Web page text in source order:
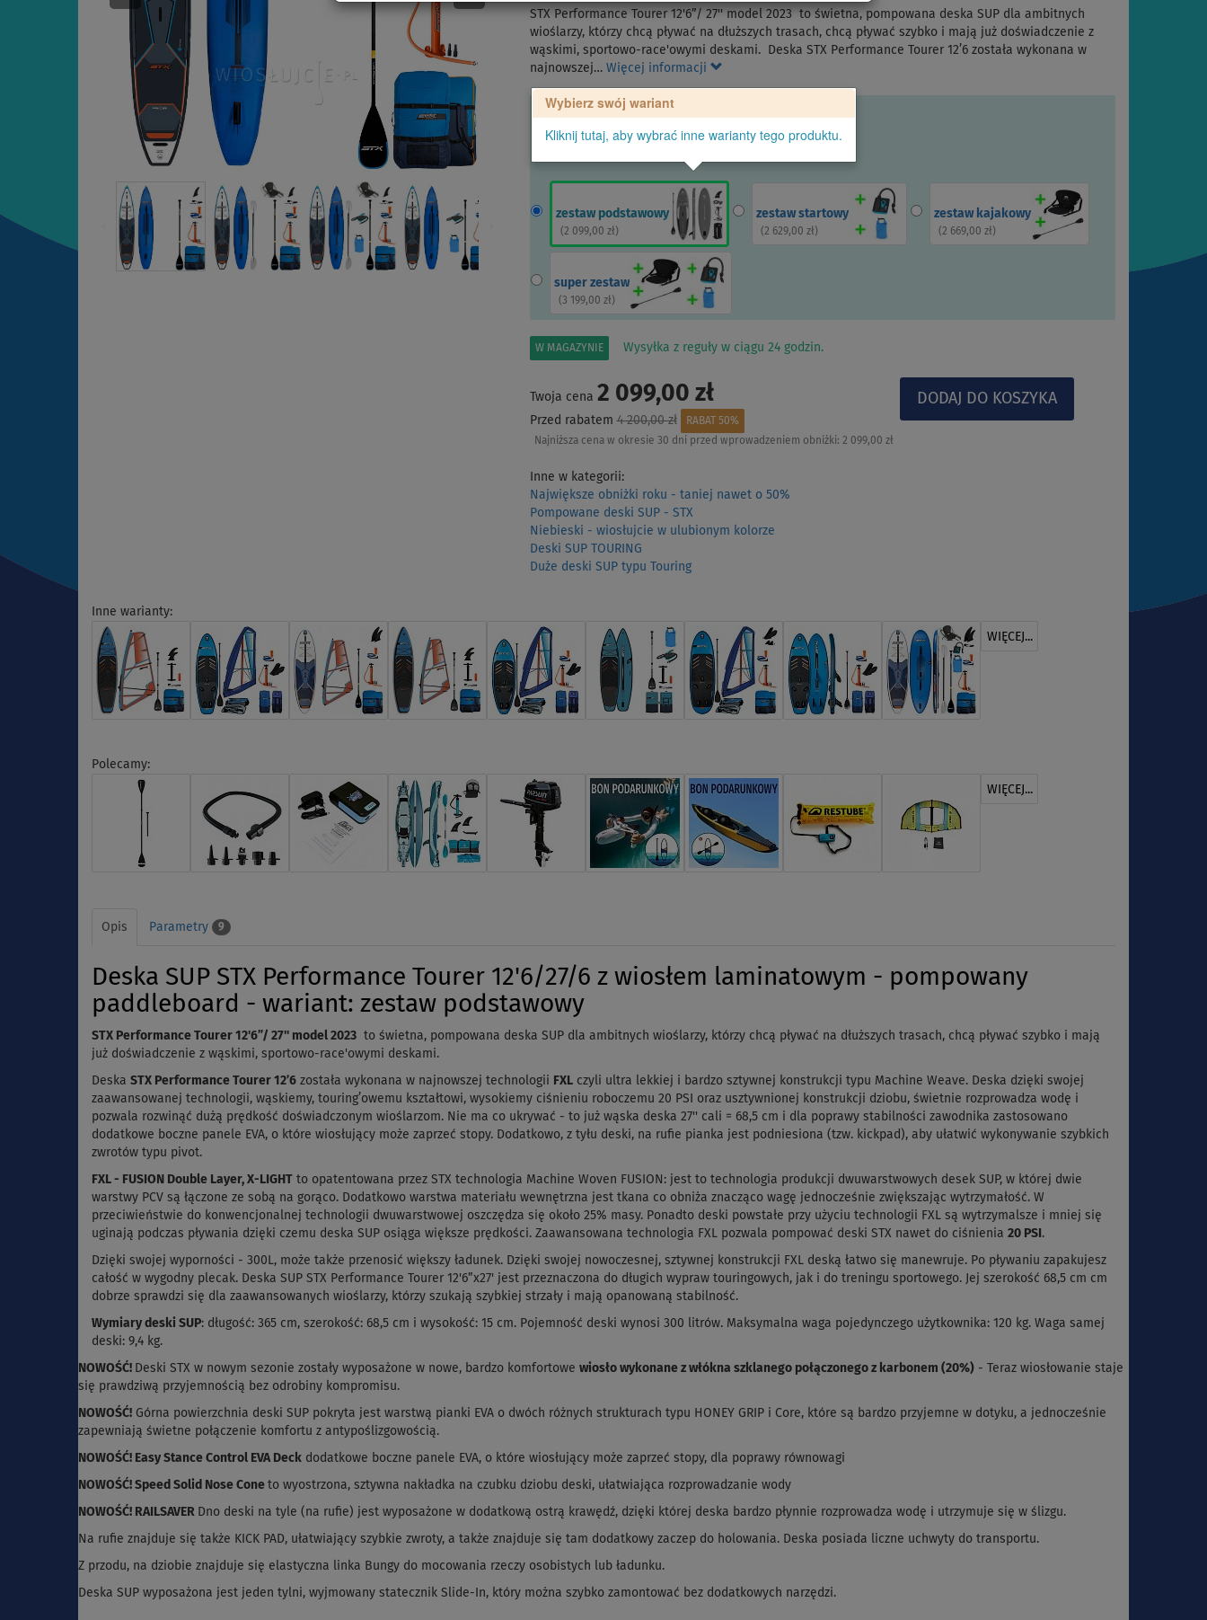
STX Performance Tourer 12'6”/ 27'' model 2023 to świetna, pompowana deska SUP dla ambitnych
wioślarzy, którzy chcą pływać na dłuższych trasach, chcą pływać szybko i mają już doświadczenie z
wąskimi, sportowo-race'owymi deskami. Deska STX Performance Tourer 12’6 została wykonana w
najnowszej… Więcej informacji
Wybierz swój wariant
Kliknij tutaj, aby wybrać inne warianty tego produktu.
zestaw podstawowy
(2 099,00 zł)
zestaw startowy
(2 629,00 zł)
zestaw kajakowy
(2 669,00 zł)
super zestaw
(3 199,00 zł)
W MAGAZYNIE Wysyłka z reguły w ciągu 24 godzin.
Twoja cena 2 099,00 zł
Przed rabatem4 200,00 zł
RABAT 50%
Najniższa cena w okresie 30 dni przed wprowadzeniem obniżki:2 099,00 zł
Inne w kategorii:
Największe obniżki roku - taniej nawet o 50%
Pompowane deski SUP - STX
Niebieski - wiosłujcie w ulubionym kolorze
Deski SUP TOURING
Duże deski SUP typu Touring
Inne warianty:
WIĘCEJ...
Polecamy:
WIĘCEJ...
Opis Parametry 9
Deska SUP STX Performance Tourer 12'6/27/6 z wiosłem laminatowym - pompowany
paddleboard - wariant: zestaw podstawowy
STX Performance Tourer 12'6”/ 27'' model 2023 to świetna, pompowana deska SUP dla ambitnych wioślarzy, którzy chcą pływać na dłuższych trasach, chcą pływać szybko i mają
już doświadczenie z wąskimi, sportowo-race'owymi deskami.
Deska STX Performance Tourer 12’6 została wykonana w najnowszej technologii FXL czyli ultra lekkiej i bardzo sztywnej konstrukcji typu Machine Weave. Deska dzięki swojej
zaawansowanej technologii, wąskiemy, touring’owemu kształtowi, wysokiemy ciśnieniu roboczemu 20 PSI oraz usztywnionej konstrukcji dziobu, świetnie rozprowadza wodę i
pozwala rozwinąć dużą prędkość doświadczonym wioślarzom. Nie ma co ukrywać - to już wąska deska 27'' cali = 68,5 cm i dla poprawy stabilności zawodnika zastosowano
dodatkowe boczne panele EVA, o które wiosłujący może zaprzeć stopy. Dodatkowo, z tyłu deski, na rufie pianka jest podniesiona (tzw. kickpad), aby ułatwić wykonywanie szybkich
zwrotów typu pivot.
FXL - FUSION Double Layer, X-LIGHT to opatentowana przez STX technologia Machine Woven FUSION: jest to technologia produkcji dwuwarstwowych desek SUP, w której dwie
warstwy PCV są łączone ze sobą na gorąco. Dodatkowo warstwa materiału wewnętrzna jest tkana co obniża znacząco wagę jednocześnie zwiększając wytrzymałość. W
przeciwieństwie do konwencjonalnej technologii dwuwarstwowej oszczędza się około 25% masy. Ponadto deski powstałe przy użyciu technologii FXL są wytrzymalsze i mniej się
uginają podczas pływania dzięki czemu deska SUP osiąga większe prędkości. Zaawansowana technologia FXL pozwala pompować deski STX nawet do ciśnienia 20 PSI .
Dzięki swojej wyporności - 300L, może także przenosić większy ładunek. Dzięki swojej nowoczesnej, sztywnej konstrukcji FXL deską łatwo się manewruje. Po pływaniu zapakujesz
całość w wygodny plecak. Deska SUP STX Performance Tourer 12'6”x27' jest przeznaczona do długich wypraw touringowych, jak i do treningu sportowego. Jej szerokość 68,5 cm cm
dobrze sprawdzi się dla zaawansowanych wioślarzy, którzy szukają szybkiej strzały i mają opanowaną stabilność.
Wymiary deski SUP: długość: 365 cm, szerokość: 68,5 cm i wysokość: 15 cm. Pojemność deski wynosi 300 litrów. Maksymalna waga pojedynczego użytkownika: 120 kg. Waga samej
deski: 9,4 kg.
NOWOŚĆ! Deski STX w nowym sezonie zostały wyposażone w nowe, bardzo komfortowe wiosło wykonane z włókna szklanego połączonego z karbonem (20%) - Teraz wiosłowanie staje
się prawdziwą przyjemnością bez odrobiny kompromisu.
NOWOŚĆ! Górna powierzchnia deski SUP pokryta jest warstwą pianki EVA o dwóch różnych strukturach typu HONEY GRIP i Core, które są bardzo przyjemne w dotyku, a jednocześnie
zapewniają świetne połączenie komfortu z antypoślizgowością.
NOWOŚĆ! Easy Stance Control EVA Deck dodatkowe boczne panele EVA, o które wiosłujący może zaprzeć stopy, dla poprawy równowagi
NOWOŚĆ! Speed Solid Nose Cone to wyostrzona, sztywna nakładka na czubku dziobu deski, ułatwiająca rozprowadzanie wody
NOWOŚĆ! RAILSAVER Dno deski na tyle (na rufie) jest wyposażone w dodatkową ostrą krawędź, dzięki której deska bardzo płynnie rozprowadza wodę i utrzymuje się w ślizgu.
Na rufie znajduje się także KICK PAD, ułatwiający szybkie zwroty, a także znajduje się tam dodatkowy zaczep do holowania. Deska posiada liczne uchwyty do transportu.
Z przodu, na dziobie znajduje się elastyczna linka Bungy do mocowania rzeczy osobistych lub ładunku.
Deska SUP wyposażona jest jeden tylni, wyjmowany statecznik Slide-In, który można szybko zamontować bez dodatkowych narzędzi.